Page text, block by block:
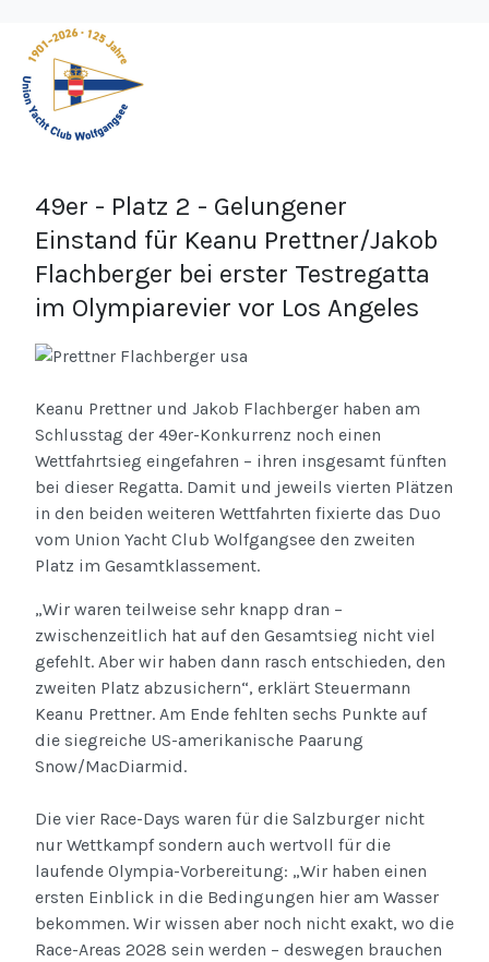
49er - Platz 2 - Gelungener
Einstand für Keanu Prettner/Jakob
Flachberger bei erster Testregatta
im Olympiarevier vor Los Angeles
Keanu Prettner und Jakob Flachberger haben am
Schlusstag der 49er-Konkurrenz noch einen
Wettfahrtsieg eingefahren – ihren insgesamt fünften
bei dieser Regatta. Damit und jeweils vierten Plätzen
in den beiden weiteren Wettfahrten fixierte das Duo
vom Union Yacht Club Wolfgangsee den zweiten
Platz im Gesamtklassement.
„Wir waren teilweise sehr knapp dran –
zwischenzeitlich hat auf den Gesamtsieg nicht viel
gefehlt. Aber wir haben dann rasch entschieden, den
zweiten Platz abzusichern“, erklärt Steuermann
Keanu Prettner. Am Ende fehlten sechs Punkte auf
die siegreiche US-amerikanische Paarung
Snow/MacDiarmid.
Die vier Race-Days waren für die Salzburger nicht
nur Wettkampf sondern auch wertvoll für die
laufende Olympia-Vorbereitung: „Wir haben einen
ersten Einblick in die Bedingungen hier am Wasser
bekommen. Wir wissen aber noch nicht exakt, wo die
Race-Areas 2028 sein werden – deswegen brauchen